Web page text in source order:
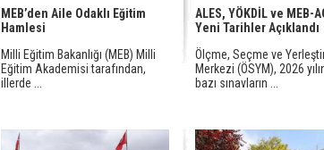
MEB’den Aile Odaklı Eğitim
Hamlesi
Milli Eğitim Bakanlığı (MEB) Milli
Eğitim Akademisi tarafından,
illerde ...
ALES, YÖKDİL ve MEB-
Yeni Tarihler Açıklandı
Ölçme, Seçme ve
Merkezi (ÖSYM), 2026
bazı sınavların ...